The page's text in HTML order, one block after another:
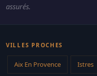
assurés.
VILLES PROCHES
Aix En Provence Istres